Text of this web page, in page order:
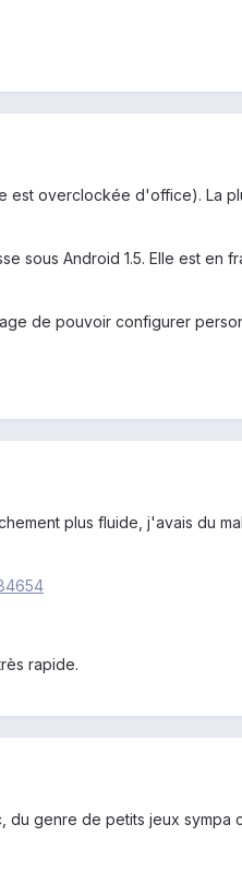
est overclockée d'office). La
sous Android 1.5. Elle est en
de pouvoir configurer
plus fluide, j'avais du
rapide.
du genre de petits jeux sympa